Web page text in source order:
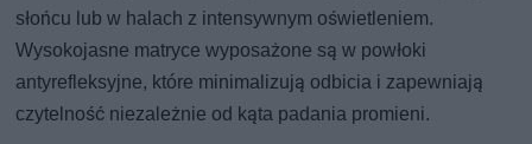
słońcu lub w halach z intensywnym oświetleniem.
Wysokojasne matryce wyposażone są w powłoki
antyrefleksyjne, które minimalizują odbicia i zapewniają
czytelność niezależnie od kąta padania promieni.